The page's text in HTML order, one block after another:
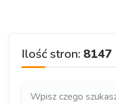
Ilość stron: 8147